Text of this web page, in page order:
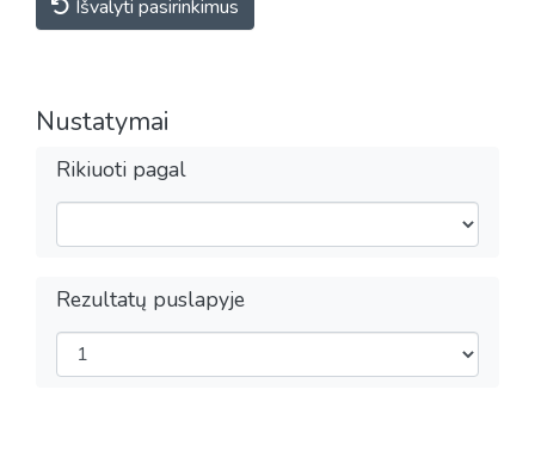
Išvalyti pasirinkimus
Nustatymai
Rikiuoti pagal
Rezultatų puslapyje